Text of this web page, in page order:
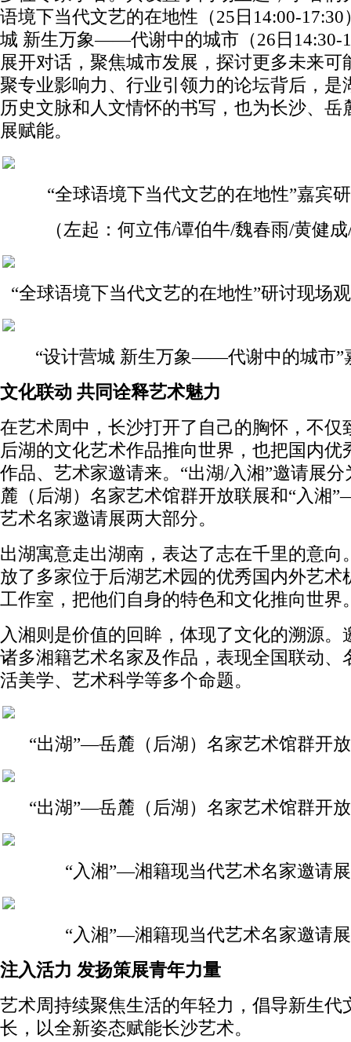
语境下当代文艺的在地性（25日14:00-17:30
城 新生万象——代谢中的城市（26日14:30-
展开对话，聚焦城市发展，探讨更多未来可
聚专业影响力、行业引领力的论坛背后，是
历史文脉和人文情怀的书写，也为长沙、岳
展赋能。
“全球语境下当代文艺的在地性”嘉宾
（左起：何立伟/谭伯牛/魏春雨/黄健
“全球语境下当代文艺的在地性”研讨现场
“设计营城 新生万象——代谢中的城市”
文化联动 共同诠释艺术魅力
在艺术周中，长沙打开了自己的胸怀，不仅
后湖的文化艺术作品推向世界，也把国内优
作品、艺术家邀请来。“出湖/入湘”邀请展
麓（后湖）名家艺术馆群开放联展和“入湘
艺术名家邀请展两大部分。
出湖寓意走出湖南，表达了志在千里的意向
放了多家位于后湖艺术园的优秀国内外艺术
工作室，把他们自身的特色和文化推向世界
入湘则是价值的回眸，体现了文化的溯源。
诸多湘籍艺术名家及作品，表现全国联动、
活美学、艺术科学等多个命题。
“出湖”—岳麓（后湖）名家艺术馆群开
“出湖”—岳麓（后湖）名家艺术馆群开
“入湘”—湘籍现当代艺术名家邀请
“入湘”—湘籍现当代艺术名家邀请
注入活力 发扬策展青年力量
艺术周持续聚焦生活的年轻力，倡导新生代
长，以全新姿态赋能长沙艺术。